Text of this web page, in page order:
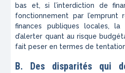
bas et, si l’interdiction de
fonctionnement par l’emprunt
finances publiques locales,
d’alerter quant au risque
fait peser en termes de
B. Des disparités qui